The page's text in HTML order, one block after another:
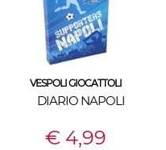
VESPOLI GIOCATTOLI
DIARIO NAPOLI
€ 4,99